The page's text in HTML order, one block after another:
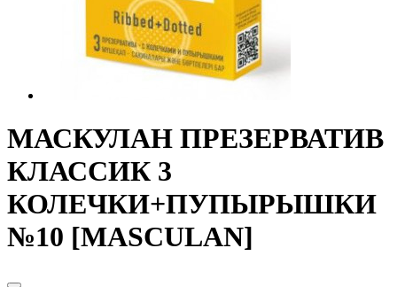
МАСКУЛАН ПРЕЗЕРВАТИВ
КЛАССИК 3
КОЛЕЧКИ+ПУПЫРЫШКИ
№10 [MASCULAN]